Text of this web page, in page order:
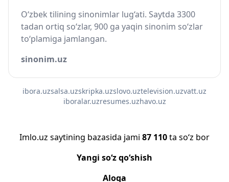
O‘zbek tilining sinonimlar lug‘ati. Saytda 3300
tadan ortiq so‘zlar, 900 ga yaqin sinonim so‘zlar
to‘plamiga jamlangan.
sinonim.uz
ibora.uzsalsa.uzskripka.uzslovo.uztelevision.uzvatt.uz
iboralar.uzresumes.uzhavo.uz
Imlo.uz saytining bazasida jami 87 110ta so‘z bor
Yangi so‘z qo‘shish
Aloqa